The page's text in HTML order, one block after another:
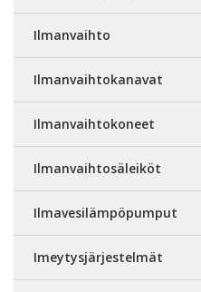
Ilmanvaihto
Ilmanvaihtokanavat
Ilmanvaihtokoneet
Ilmanvaihtosäleiköt
Ilmavesilämpöpumput
Imeytysjärjestelmät